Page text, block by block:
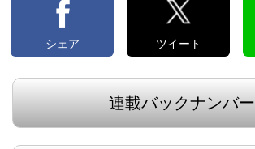
シェア ツイート
連載バックナンバー